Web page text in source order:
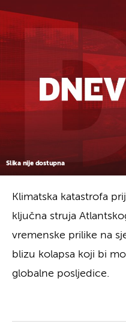
Slika nije dostupna
Klimatska katastrofa
ključna struja
vremenske prilike na
blizu kolapsa koji bi
globalne posljedice.